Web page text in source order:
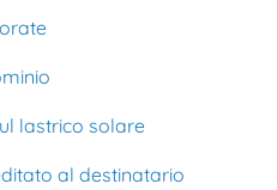
lastrico solare
al destinatario